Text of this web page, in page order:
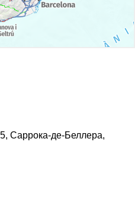
Саррока-де-Беллера,